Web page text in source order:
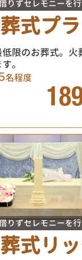
りずセレモニーを
式プ
限のお葬式。火
。
名程度
りずセレモニーを
式リ